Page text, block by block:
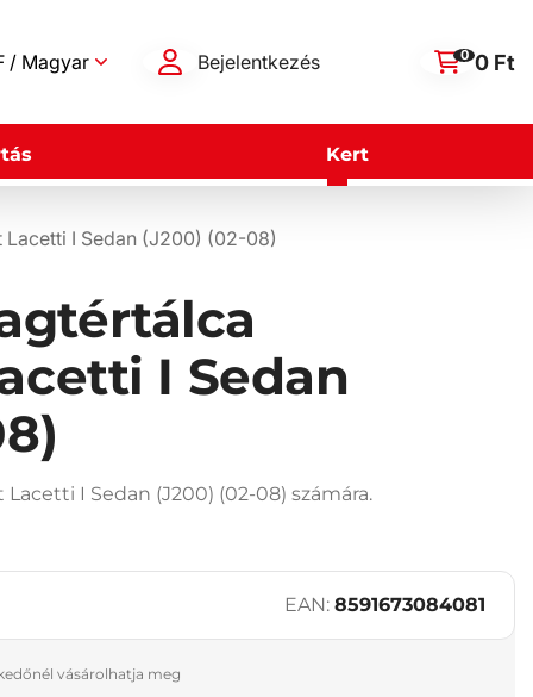
/ Magyar Bejelentkezés 0 0 Ft
Kert
I Sedan (J200) (02-08)
I Sedan
I Sedan (J200) (02-08) számára.
EAN: 8591673084081
vásárolhatja meg